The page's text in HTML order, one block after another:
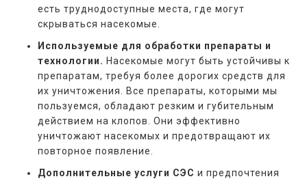
есть труднодоступные места, где могут
скрываться насекомые.
Используемые для обработки препараты и
технологии. Насекомые могут быть устойчивы к
препаратам, требуя более дорогих средств для
их уничтожения. Все препараты, которыми мы
пользуемся, обладают резким и губительным
действием на клопов. Они эффективно
уничтожают насекомых и предотвращают их
повторное появление.
Дополнительные услуги СЭС и предпочтения